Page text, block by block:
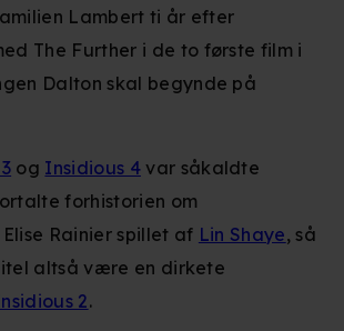
Lambert ti år efter
The Further i de to første film i
Dalton skal begynde på
og Insidious 4var såkaldte
forhistorien om
Rainier spillet af Lin Shaye, så
altså være en dirkete
2.